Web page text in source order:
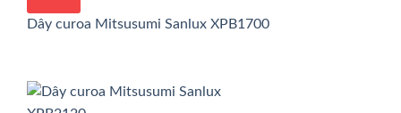
Dây curoa Mitsusumi Sanlux XPB1700